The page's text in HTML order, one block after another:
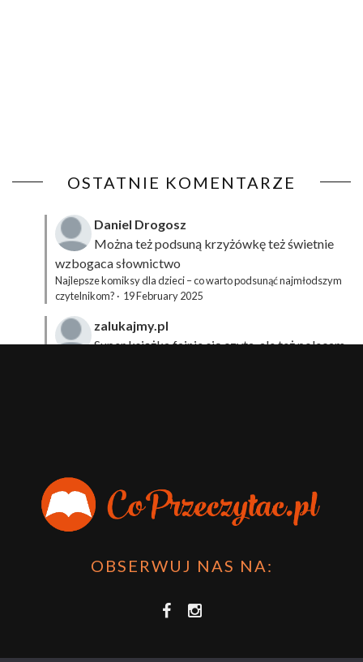
OSTATNIE KOMENTARZE
Daniel Drogosz
Można też podsuną krzyżówkęteż świetnie
wzbogaca słownictwo
Najlepsze komiksy dla dzieci – co warto podsunąć najmłodszym
czytelnikom? · 19 February 2025
zalukajmy.pl
Super książka fajnie się czyta, ale też polecam
Planer Książkary – ten gadżet powinien mieć każdy
książkoholik!
8 December 2023
OBSERWUJ NAS NA: